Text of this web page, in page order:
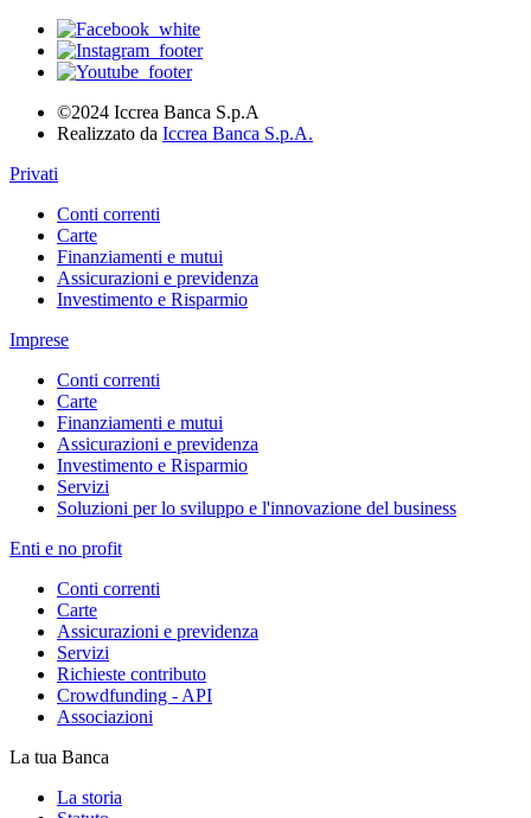
©2024 Iccrea Banca S.p.A
Realizzato da Iccrea Banca S.p.A.
Privati
Conti correnti
Carte
Finanziamenti e mutui
Assicurazioni e previdenza
Investimento e Risparmio
Imprese
Conti correnti
Carte
Finanziamenti e mutui
Assicurazioni e previdenza
Investimento e Risparmio
Servizi
Soluzioni per lo sviluppo e l'innovazione del business
Enti e no profit
Conti correnti
Carte
Assicurazioni e previdenza
Servizi
Richieste contributo
Crowdfunding - API
Associazioni
La tua Banca
La storia